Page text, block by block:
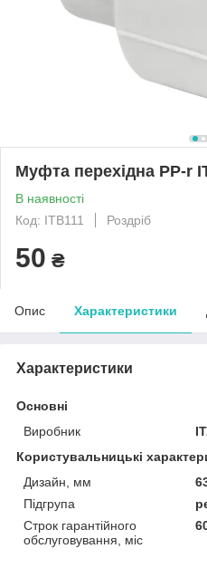
Муфта перехідна PP-r
В наявності
Код: ITB111
Роздріб
50 ₴
Опис Характеристики
Характеристики
Основні
Виробник
Користувальницькі
Дизайн, мм
Підгрупа
Строк гарантійного
обслуговування, міс